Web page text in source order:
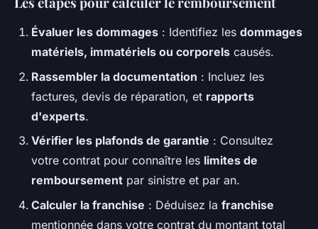
Évaluer les dommages : Identifiez les dommages
matériels, immatériels ou corporels causés.
Rassembler la documentation : Incluez les
factures, devis de réparation, et rapports
d'experts.
Vérifier les plafonds de garantie : Consultez
votre contrat pour connaître les limites de
remboursement par sinistre et par an.
Calculer la franchise : Déduisez la franchise
mentionnée dans votre contrat du montant total